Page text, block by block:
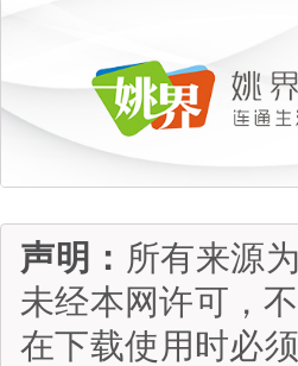
声明： 所有来源
未经本网许可，
在下载使用时必